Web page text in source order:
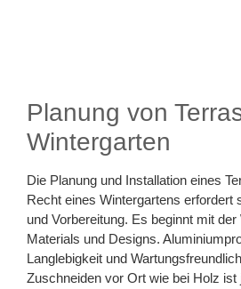
Planung von
Wintergarten
Die Planung und Installation eines
Recht eines Wintergartens erfordert
und Vorbereitung. Es beginnt mit
Materials und Designs.
Langlebigkeit und
Zuschneiden vor Ort wie bei Holz ist